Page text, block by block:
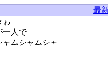
最
ゎ
一人で
ャムシャムシャ